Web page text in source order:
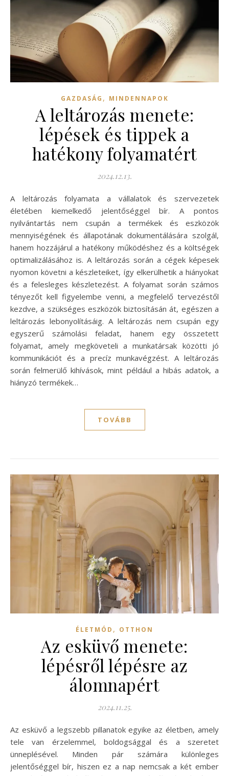
GAZDASÁG , MINDENNAPOK
A leltározás menete:
lépések és tippek a
hatékony folyamatért
2024.12.13.
A leltározás folyamata a vállalatok és szervezetek
életében kiemelkedő jelentőséggel bír. A pontos
nyilvántartás nem csupán a termékek és eszközök
mennyiségének és állapotának dokumentálására szolgál,
hanem hozzájárul a hatékony működéshez és a költségek
optimalizálásához is. A leltározás során a cégek képesek
nyomon követni a készleteiket, így elkerülhetik a hiányokat
és a felesleges készletezést. A folyamat során számos
tényezőt kell figyelembe venni, a megfelelő tervezéstől
kezdve, a szükséges eszközök biztosításán át, egészen a
leltározás lebonyolításáig. A leltározás nem csupán egy
egyszerű számolási feladat, hanem egy összetett
folyamat, amely megköveteli a munkatársak közötti jó
kommunikációt és a precíz munkavégzést. A leltározás
során felmerülő kihívások, mint például a hibás adatok, a
hiányzó termékek…
TOVÁBB
ÉLETMÓD , OTTHON
Az esküvő menete:
lépésről lépésre az
álomnapért
2024.11.25.
Az esküvő a legszebb pillanatok egyike az életben, amely
tele van érzelemmel, boldogsággal és a szeretet
ünneplésével. Minden pár számára különleges
jelentőséggel bír, hiszen ez a nap nemcsak a két ember